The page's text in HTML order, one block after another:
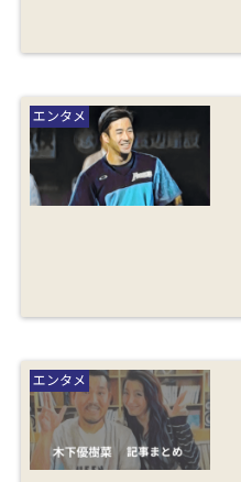
美智子様の雅子様へ
意地悪とは何をした？
関係が不仲で冷たい態
度の理由を調査！
エンタメ
斎藤佑樹の結婚相手
(嫁)の顔画像や名前と
職業は？カトパン似
熱愛報道も調査！
エンタメ